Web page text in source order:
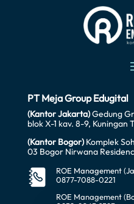
PT Meja Group Edugital
(Kantor Jakarta)Gedung
blok X-1 kav. 8-9, Kuningan
(Kantor Bogor)Komplek
03 Bogor Nirwana
ROE Management
0877-7088-0221
ROE Management